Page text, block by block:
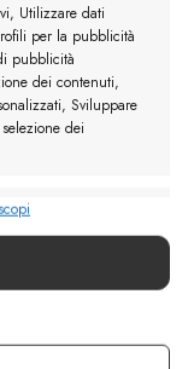
Utilizzare dati
per la pubblicità
pubblicità
dei contenuti,
Sviluppare
dei
di
Express